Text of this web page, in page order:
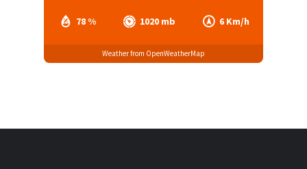
78 % 1020 mb 6 Km/h
Weather from OpenWeatherMap